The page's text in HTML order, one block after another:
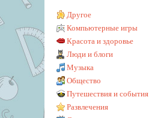
Другое
Компьютерные игры
Красота и здоровье
Люди и блоги
Музыка
Общество
Путешествия и события
Развлечения